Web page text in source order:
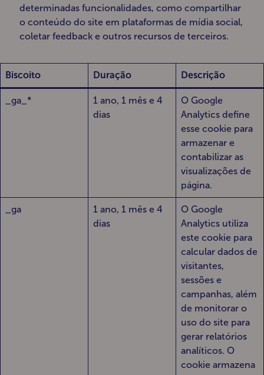
determinadas funcionalidades, como compartilhar
o conteúdo do site em plataformas de mídia social,
coletar feedback e outros recursos de terceiros.
Biscoito Duração Descrição
_ga_*
1 ano, 1 mês e 4
dias
O Google
Analytics define
esse cookie para
armazenar e
contabilizar as
visualizações de
página.
_ga
1 ano, 1 mês e 4
dias
O Google
Analytics utiliza
este cookie para
calcular dados de
visitantes,
sessões e
campanhas, além
de monitorar o
uso do site para
gerar relatórios
analíticos. O
cookie armazena